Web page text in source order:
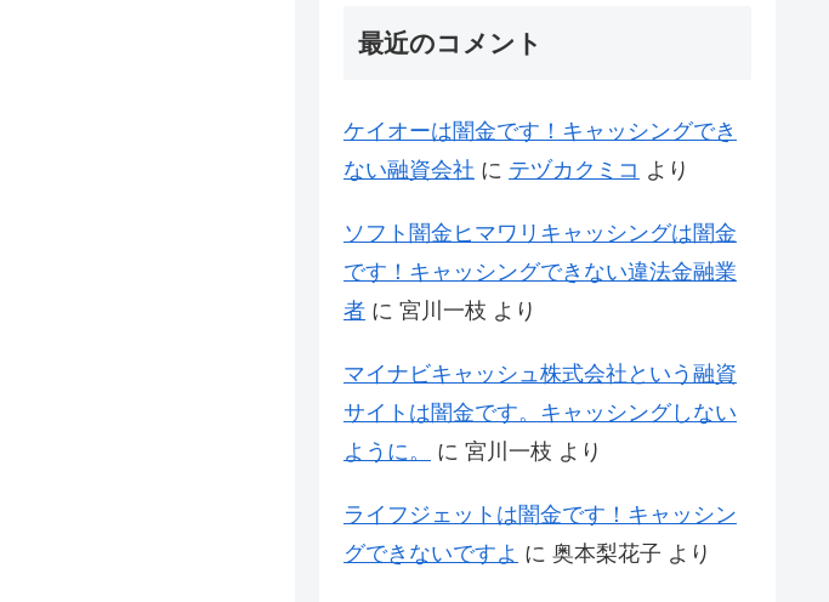
最近のコメント
ケイオーは闇金です！キャッシングでき
ない融資会社 に テヅカクミコ より
ソフト闇金ヒマワリキャッシングは闇金
です！キャッシングできない違法金融業
者 に 宮川一枝 より
マイナビキャッシュ株式会社という融資
サイトは闇金です。キャッシングしない
ように。
に 宮川一枝 より
ライフジェットは闇金です！キャッシン
グできないですよ に 奥本梨花子 より